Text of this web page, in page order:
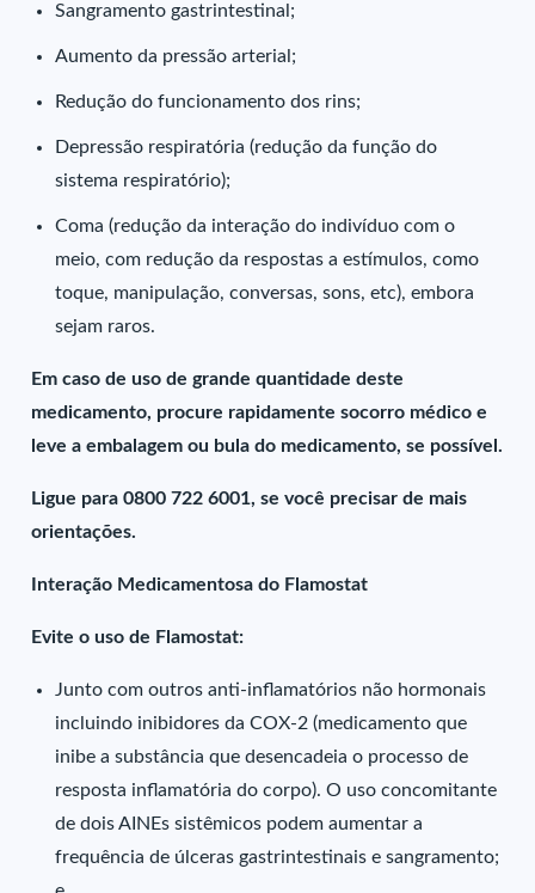
Sangramento gastrintestinal;
Aumento da pressão arterial;
Redução do funcionamento dos rins;
Depressão respiratória (redução da função do
sistema respiratório);
Coma (redução da interação do indivíduo com o
meio, com redução da respostas a estímulos, como
toque, manipulação, conversas, sons, etc), embora
sejam raros.
Em caso de uso de grande quantidade deste
medicamento, procure rapidamente socorro médico e
leve a embalagem ou bula do medicamento, se possível.
Ligue para 0800 722 6001, se você precisar de mais
orientações.
Interação Medicamentosa do Flamostat
Evite o uso de Flamostat:
Junto com outros anti-inflamatórios não hormonais
incluindo inibidores da COX-2 (medicamento que
inibe a substância que desencadeia o processo de
resposta inflamatória do corpo). O uso concomitante
de dois AINEs sistêmicos podem aumentar a
frequência de úlceras gastrintestinais e sangramento;